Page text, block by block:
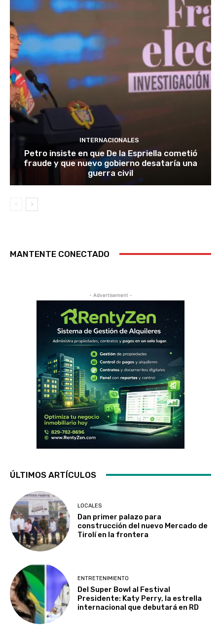
INTERNACIONALES
Petro insiste en que De la Espriella cometió
fraude y que nuevo gobierno desataría una
guerra civil
MANTENTE CONECTADO
- Advertisement -
ÚLTIMOS ARTÍCULOS
LOCALES
Dan primer palazo para
construcción del nuevo Mercado de
Tirolí en la frontera
ENTRETENIMIENTO
Del Super Bowl al Festival
Presidente: Katy Perry, la estrella
internacional que debutará en RD